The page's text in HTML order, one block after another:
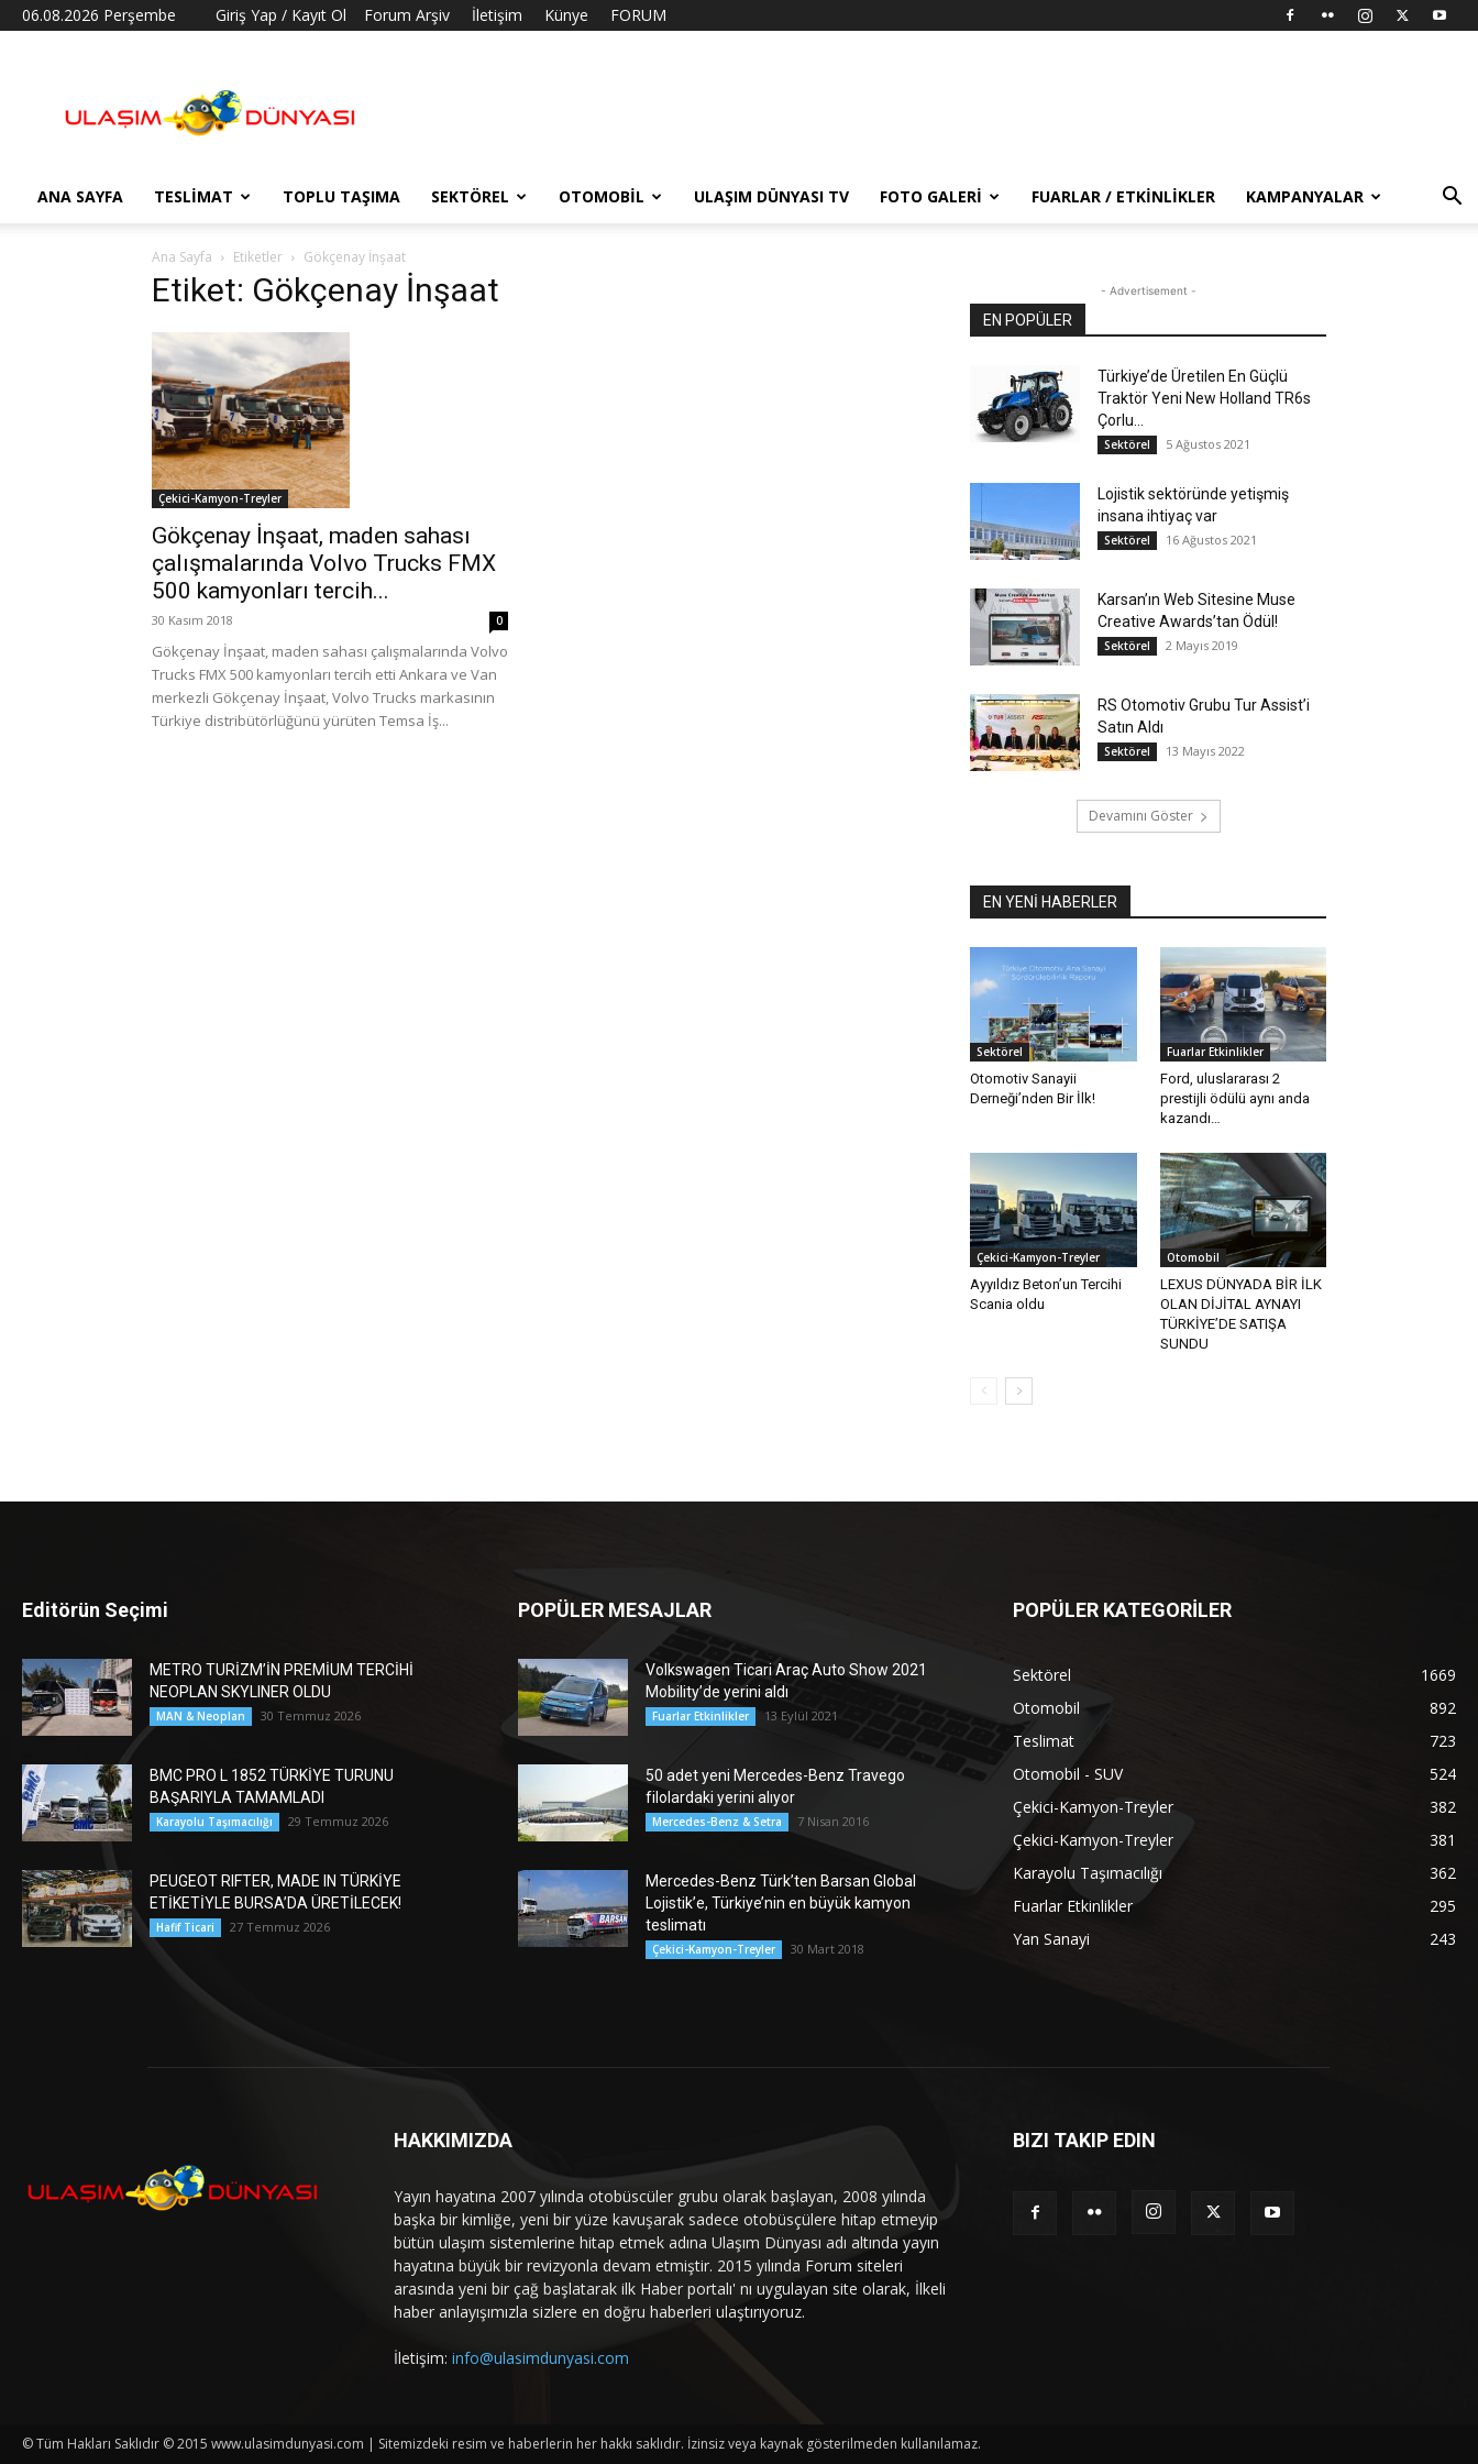
06.08.2026 Perşembe Giriş Yap / Kayıt Ol Forum Arşiv İletişim Künye FORUM
Dünyası
ANA SAYFA TESLIMAT TOPLU TAŞIMA SEKTÖREL OTOMOBIL ULAŞIM DÜNYASI TV FOTO GALERI FUARLAR / ETKINLIKLER KAMPANYALAR
Ana Sayfa Etiketler Gökçenay İnşaat
Etiket: Gökçenay İnşaat
Çekici-Kamyon-Treyler
Gökçenay İnşaat, maden sahası
çalışmalarında Volvo Trucks FMX
500 kamyonları tercih...
30 Kasım 2018 0
Gökçenay İnşaat, maden sahası çalışmalarında Volvo
Trucks FMX 500 kamyonları tercih etti Ankara ve Van
merkezli Gökçenay İnşaat, Volvo Trucks markasının
Türkiye distribütörlüğünü yürüten Temsa İş...
- Advertisement -
EN POPÜLER
Türkiye’de Üretilen En Güçlü
Traktör Yeni New Holland TR6s
Çorlu...
Sektörel 5 Ağustos 2021
Lojistik sektöründe yetişmiş
insana ihtiyaç var
Sektörel 16 Ağustos 2021
Karsan’ın Web Sitesine Muse
Creative Awards’tan Ödül!
Sektörel 2 Mayıs 2019
RS Otomotiv Grubu Tur Assist’i
Satın Aldı
Sektörel 13 Mayıs 2022
Devamını Göster
EN YENİ HABERLER
Sektörel
Otomotiv Sanayii
Derneği’nden Bir İlk!
Fuarlar Etkinlikler
Ford, uluslararası 2
prestijli ödülü aynı anda
kazandı…
Çekici-Kamyon-Treyler
Ayyıldız Beton’un Tercihi
Scania oldu
Otomobil
LEXUS DÜNYADA BİR İLK
OLAN DİJİTAL AYNAYI
TÜRKİYE’DE SATIŞA
SUNDU
Editörün Seçimi
METRO TURİZM’İN PREMİUM TERCİHİ
NEOPLAN SKYLINER OLDU
MAN & Neoplan 30 Temmuz 2026
BMC PRO L 1852 TÜRKİYE TURUNU
BAŞARIYLA TAMAMLADI
Karayolu Taşımacılığı 29 Temmuz 2026
PEUGEOT RIFTER, MADE IN TÜRKİYE
ETİKETİYLE BURSA’DA ÜRETİLECEK!
Hafif Ticari 27 Temmuz 2026
POPÜLER MESAJLAR
Volkswagen Ticari Araç Auto Show 2021
Mobility’de yerini aldı
Fuarlar Etkinlikler 13 Eylül 2021
50 adet yeni Mercedes-Benz Travego
filolardaki yerini alıyor
Mercedes-Benz & Setra 7 Nisan 2016
Mercedes-Benz Türk’ten Barsan Global
Lojistik’e, Türkiye’nin en büyük kamyon
teslimatı
Çekici-Kamyon-Treyler 30 Mart 2018
POPÜLER KATEGORİLER
Sektörel
1669
Otomobil
892
Teslimat
723
Otomobil - SUV
524
Çekici-Kamyon-Treyler
382
Çekici-Kamyon-Treyler
381
Karayolu Taşımacılığı
362
Fuarlar Etkinlikler
295
Yan Sanayi
243
HAKKIMIZDA
Yayın hayatına 2007 yılında otobüscüler grubu olarak başlayan, 2008 yılında
başka bir kimliğe, yeni bir yüze kavuşarak sadece otobüsçülere hitap etmeyip
bütün ulaşım sistemlerine hitap etmek adına Ulaşım Dünyası adı altında yayın
hayatına büyük bir revizyonla devam etmiştir. 2015 yılında Forum siteleri
arasında yeni bir çağ başlatarak ilk Haber portalı' nı uygulayan site olarak, İlkeli
haber anlayışımızla sizlere en doğru haberleri ulaştırıyoruz.
İletişim: info@ulasimdunyasi.com
BIZI TAKIP EDIN
© Tüm Hakları Saklıdır © 2015 www.ulasimdunyasi.com | Sitemizdeki resim ve haberlerin her hakkı saklıdır. İzinsiz veya kaynak gösterilmeden kullanılamaz.